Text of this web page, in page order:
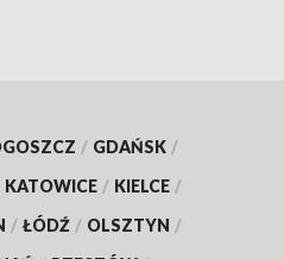
/ GDAŃSK /
KATOWICE / KIELCE /
/ ŁÓDŹ / OLSZTYN /